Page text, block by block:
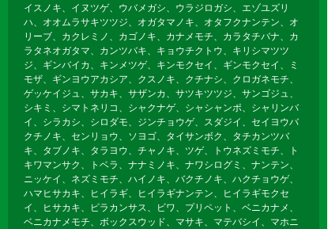
イスノキ、イヌツゲ、ウバメガシ、ウラジロガシ、エゾユズリ
ハ、オオムラサキツツジ、オガタマノキ、オタフクナンテン、オ
リーブ、カクレミノ、カゴノキ、カナメモチ、カラタチバナ、カ
ラタネオガタマ、カンツバキ、キョウチクトウ、キリシマツツ
ジ、ギンバイカ、キンメツゲ、キンモクセイ、ギンモクセイ、ミ
モザ、ギンヨウアカシア、クスノキ、クチナシ、クロガネモチ、
ゲッケイジュ、サカキ、サザンカ、サツキツツジ、サンゴジュ、
シキミ、シマトネリコ、シャクナゲ、シャシャンポ、シャリンバ
イ、シラカシ、シロダモ、ジンチョウゲ、スダジイ、セイヨウバ
クチノキ、センリョウ、ソヨゴ、タイサンボク、タチカンツバ
キ、タブノキ、タラヨウ、チャノキ、ツゲ、トウネズミモチ、ト
キワマンサク、トベラ、ナナミノキ、ナワシログミ、ナンテン、
ニッケイ、ネズミモチ、ハイノキ、バクチノキ、ハクチョウゲ、
ハマヒサカキ、ヒイラギ、ヒイラギナンテン、ヒイラギモクセ
イ、ヒサカキ、ピラカンサス、ビワ、プリペット、ベニカナメ、
ベニカナメモチ、ボックスウッド、マサキ、マテバシイ、マホニ